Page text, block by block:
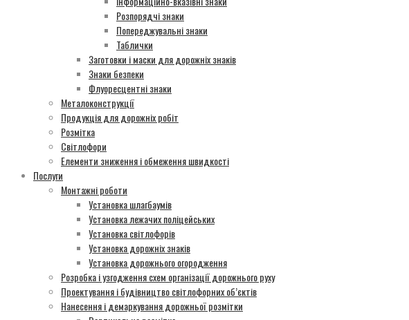
Розпорядчі знаки
Попереджувальні знаки
Таблички
Заготовки і маски для дорожніх знаків
Знаки безпеки
Флуоресцентні знаки
Металоконструкції
Продукція для дорожніх робіт
Розмітка
Світлофори
Елементи зниження і обмеження швидкості
Послуги
Монтажні роботи
Установка шлагбаумів
Установка лежачих поліцейських
Установка світлофорів
Установка дорожніх знаків
Установка дорожнього огородження
Розробка і узгодження схем організації дорожнього руху
Проектування і будівництво світлофорних об’єктів
Нанесення і демаркування дорожньої розмітки